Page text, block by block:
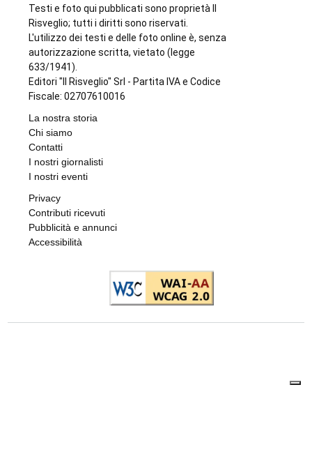
Testi e foto qui pubblicati sono proprietà Il
Risveglio; tutti i diritti sono riservati.
L'utilizzo dei testi e delle foto online è, senza
autorizzazione scritta, vietato (legge
633/1941).
Editori "Il Risveglio" Srl - Partita IVA e Codice
Fiscale: 02707610016
La nostra storia
Chi siamo
Contatti
I nostri giornalisti
I nostri eventi
Privacy
Contributi ricevuti
Pubblicità e annunci
Accessibilità